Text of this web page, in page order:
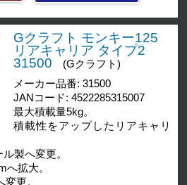
Gクラフト モンキー125
リアキャリア タイプ2
31500
(Gクラフト)
メーカー品番: 31500
JANコード: 4522285315007
最大積載量5kg。
積載性をアップしたリアキャリ
製へ変更。
へ拡大。
更。